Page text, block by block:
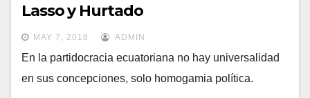
Lasso y Hurtado
MAY 7, 2018 ADMIN
En la partidocracia ecuatoriana no hay universalidad
en sus concepciones, solo homogamia política.